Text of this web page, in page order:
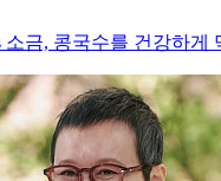
소금, 콩국수를 건강하게